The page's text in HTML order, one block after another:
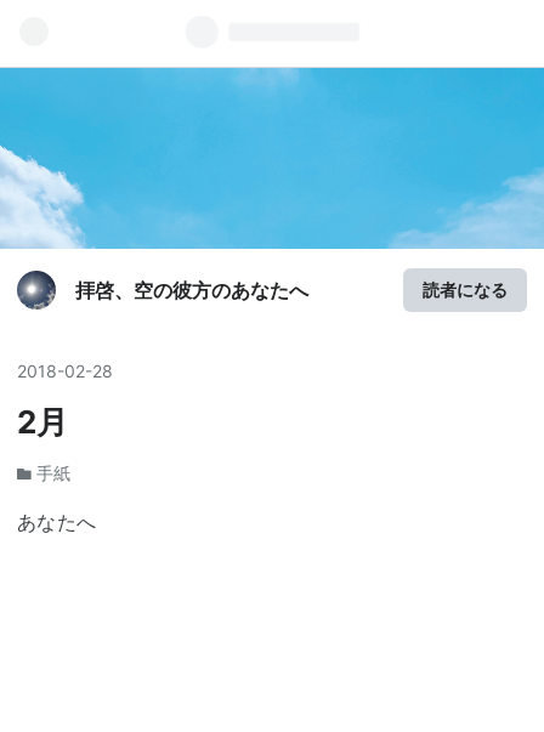
拝啓、空の彼方のあなたへ 読者になる
2018-02-28
2月
手紙
あなたへ